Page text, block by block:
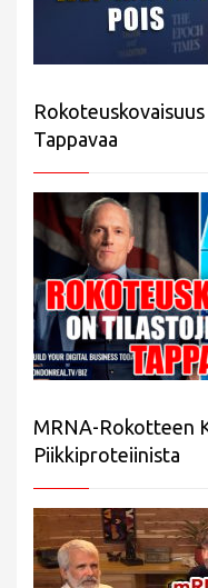
Tappavaa
MRNA-Rokotteen
Piikkiproteiinista